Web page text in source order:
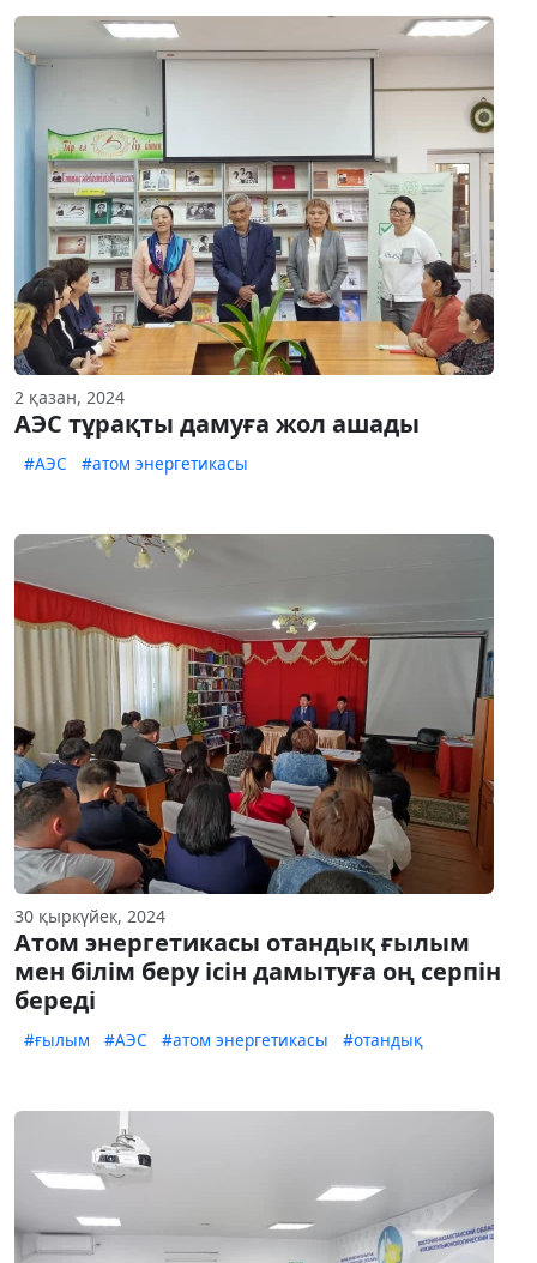
2 қазан, 2024
АЭС тұрақты дамуға жол ашады
#АЭС #атом энергетикасы
30 қыркүйек, 2024
Атом энергетикасы отандық ғылым
мен білім беру ісін дамытуға оң серпін
береді
#ғылым #АЭС #атом энергетикасы #отандық